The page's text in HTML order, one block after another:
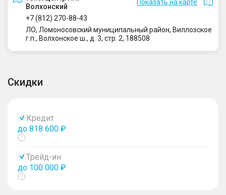
Волхонский
Показать на карте
+7 (812) 270-88-43
ЛО, Ломоносовский муниципальный район, Виллозское
г.п., Волхонское ш., д. 3, стр. 2, 188508
Скидки
Кредит
до 818 600 ₽
Показать
Трейд-ин
до 100 000 ₽
Показать